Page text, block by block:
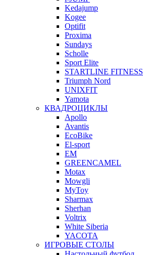
Kedajump
Kogee
Optifit
Proxima
Sundays
Scholle
Sport Elite
STARTLINE FITNESS
Triumph Nord
UNIXFIT
Yamota
КВАДРОЦИКЛЫ
Apollo
Avantis
EcoBike
El-sport
EM
GREENCAMEL
Motax
Mowgli
MyToy
Sharmax
Sherhan
Voltrix
White Siberia
YACOTA
ИГРОВЫЕ СТОЛЫ